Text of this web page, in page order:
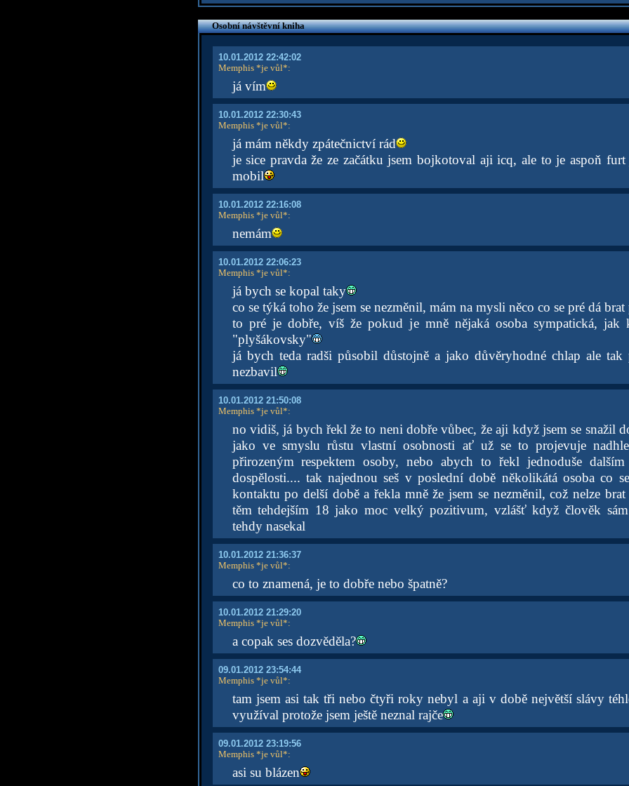
Osobní návštěvní kniha
10.01.2012 22:42:02
Memphis *je vůl*:
já vím
10.01.2012 22:30:43
Memphis *je vůl*:
já mám někdy zpátečnictví rád
je sice pravda že ze začátku jsem bojkotoval aji icq, ale to je aspoň
mobil
10.01.2012 22:16:08
Memphis *je vůl*:
nemám
10.01.2012 22:06:23
Memphis *je vůl*:
já bych se kopal taky
co se týká toho že jsem se nezměnil, mám na mysli něco co se pré dá
to pré je dobře, víš že pokud je mně nějaká osoba sympatická, jak
"plyšákovsky"
já bych teda radši působil důstojně a jako důvěryhodné chlap ale tak
nezbavil
10.01.2012 21:50:08
Memphis *je vůl*:
no vidiš, já bych řekl že to neni dobře vůbec, že aji když jsem se snažil
jako ve smyslu růstu vlastní osobnosti ať už se to projevuje
přirozeným respektem osoby, nebo abych to řekl jednoduše
dospělosti.... tak najednou seš v poslední době několikátá osoba co
kontaktu po delší době a řekla mně že jsem se nezměnil, což nelze
těm tehdejším 18 jako moc velký pozitivum, vzlášť když člověk
tehdy nasekal
10.01.2012 21:36:37
Memphis *je vůl*:
co to znamená, je to dobře nebo špatně?
10.01.2012 21:29:20
Memphis *je vůl*:
a copak ses dozvěděla?
09.01.2012 23:54:44
Memphis *je vůl*:
tam jsem asi tak tři nebo čtyři roky nebyl a aji v době největší slávy
využíval protože jsem ještě neznal rajče
09.01.2012 23:19:56
Memphis *je vůl*:
asi su blázen